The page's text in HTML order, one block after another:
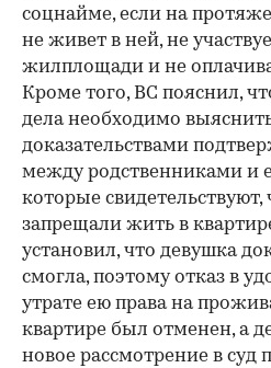
соцнайме, если на
не живет в ней, не
жилплощади и не
Кроме того, ВС пояснил,
дела необходимо
доказательствами
между родственниками и
которые свидетельствуют,
запрещали жить в
установил, что девушка
смогла, поэтому отказ в
утрате ею права на
квартире был отменен, а
новое рассмотрение в суд